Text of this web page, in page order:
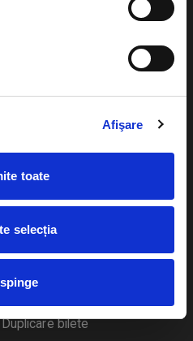
Afişare
toate
selecția
Cum comand bilete?
eBilet printat acasa
Returnare bilete
Duplicare bilete